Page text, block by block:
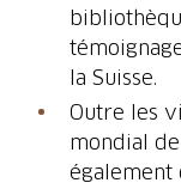
la Suisse.
Outre les
mondial de
également